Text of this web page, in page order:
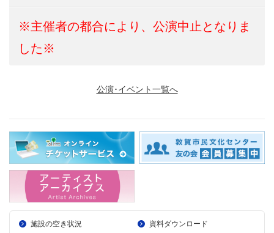
※主催者の都合により、公演中止となりま
した※
公演･イベント一覧へ
施設の空き状況
資料ダウンロード